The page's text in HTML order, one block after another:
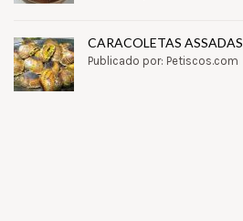
CARACOLETAS ASSADAS
Publicado por: Petiscos.com